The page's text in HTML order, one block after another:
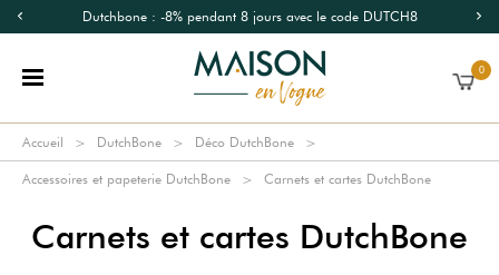
Dutchbone : -8% pendant 8 jours avec le code DUTCH8
0
Accueil DutchBone Déco DutchBone
Accessoires et papeterie DutchBone Carnets et cartes DutchBone
Carnets et cartes DutchBone